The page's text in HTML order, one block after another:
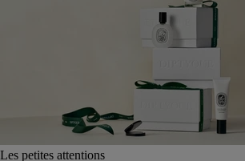
Les petites attentions